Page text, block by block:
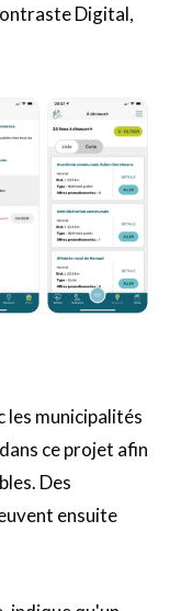
Digital,
les municipalités
ce projet afin
Des
ensuite